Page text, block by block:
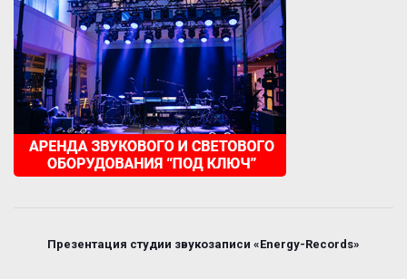
Презентация студии звукозаписи «Energy-Records»